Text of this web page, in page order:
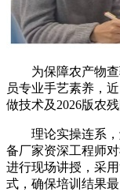
为保障农产物查
员专业手艺素养，
做技术及2026版农
理论实操连系，
备厂家资深工程师
进行现场讲授，采
式，确保培训结果